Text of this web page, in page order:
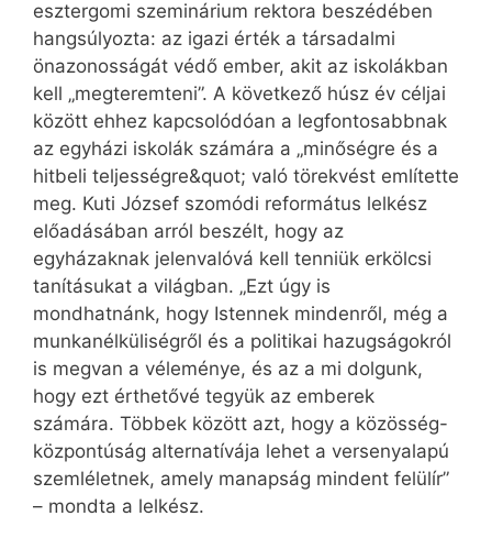
esztergomi szeminárium rektora beszédében
hangsúlyozta: az igazi érték a társadalmi
önazonosságát védő ember, akit az iskolákban
kell „megteremteni”. A következő húsz év céljai
között ehhez kapcsolódóan a legfontosabbnak
az egyházi iskolák számára a „minőségre és a
hitbeli teljességre&quot; való törekvést említette
meg. Kuti József szomódi református lelkész
előadásában arról beszélt, hogy az
egyházaknak jelenvalóvá kell tenniük erkölcsi
tanításukat a világban. „Ezt úgy is
mondhatnánk, hogy Istennek mindenről, még a
munkanélküliségről és a politikai hazugságokról
is megvan a véleménye, és az a mi dolgunk,
hogy ezt érthetővé tegyük az emberek
számára. Többek között azt, hogy a közösség-
központúság alternatívája lehet a versenyalapú
szemléletnek, amely manapság mindent felülír”
– mondta a lelkész.